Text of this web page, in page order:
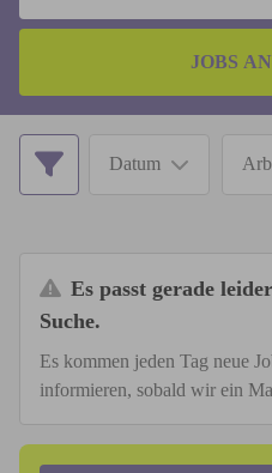
JOBS
Datum
Es passt gerade
Suche.
Es kommen jeden Tag neue
informieren, sobald wir ein